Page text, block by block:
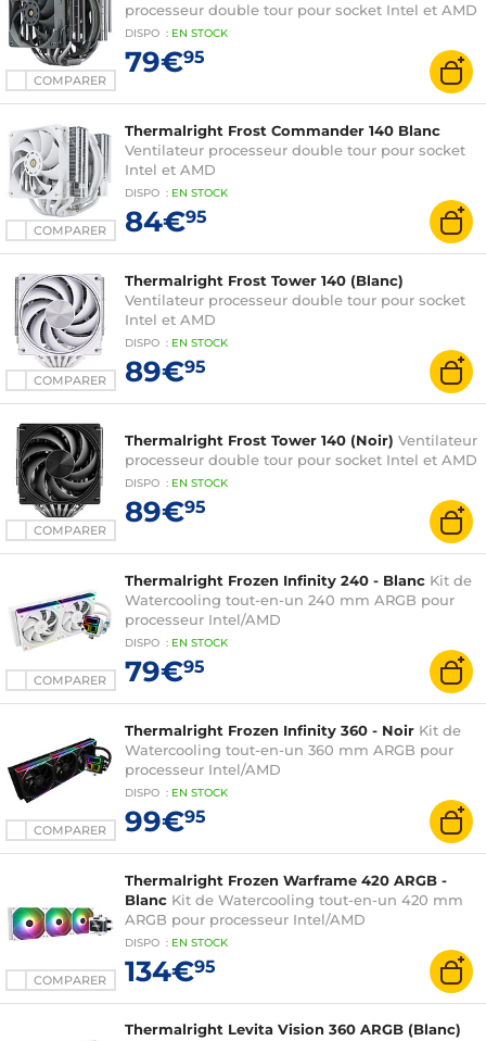
COMPARER
processeur double tour pour socket Intel et AMD
DISPO : EN STOCK
79€95
COMPARER
Thermalright Frost Commander 140 Blanc
Ventilateur processeur double tour pour socket
Intel et AMD
DISPO : EN STOCK
84€95
COMPARER
Thermalright Frost Tower 140 (Blanc)
Ventilateur processeur double tour pour socket
Intel et AMD
DISPO : EN STOCK
89€95
COMPARER
Thermalright Frost Tower 140 (Noir) Ventilateur
processeur double tour pour socket Intel et AMD
DISPO : EN STOCK
89€95
COMPARER
Thermalright Frozen Infinity 240 - Blanc Kit de
Watercooling tout-en-un 240 mm ARGB pour
processeur Intel/AMD
DISPO : EN STOCK
79€95
COMPARER
Thermalright Frozen Infinity 360 - Noir Kit de
Watercooling tout-en-un 360 mm ARGB pour
processeur Intel/AMD
DISPO : EN STOCK
99€95
COMPARER
Thermalright Frozen Warframe 420 ARGB -
Blanc Kit de Watercooling tout-en-un 420 mm
ARGB pour processeur Intel/AMD
DISPO : EN STOCK
134€95
Thermalright Levita Vision 360 ARGB (Blanc)